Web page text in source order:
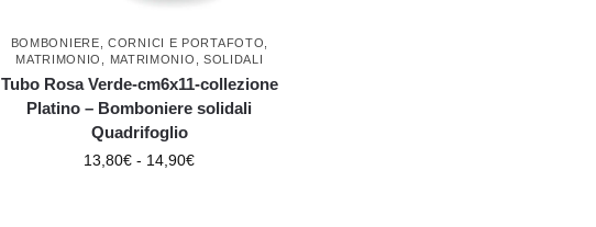
BOMBONIERE ,CORNICI E PORTAFOTO
MATRIMONIO
MATRIMONIO SOLIDALI
Tubo Rosa Verde-cm6x11-collezione
Platino – Bomboniere solidali
Quadrifoglio
13,80€ - 14,90€